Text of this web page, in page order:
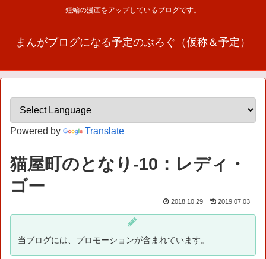
短編の漫画をアップしているブログです。
まんがブログになる予定のぶろぐ（仮称＆予定）
Powered by Translate
猫屋町のとなり-10：レディ・
ゴー
2018.10.29 2019.07.03
当ブログには、プロモーションが含まれています。